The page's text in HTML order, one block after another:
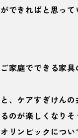
できればと思って
家庭でできる家
、ケアすぎけんの
のが楽しくなり
リンピックについ